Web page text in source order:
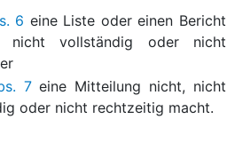
6 eine Liste oder einen Bericht
nicht vollständig oder nicht
7eine Mitteilung nicht, nicht
oder nicht rechtzeitig macht.